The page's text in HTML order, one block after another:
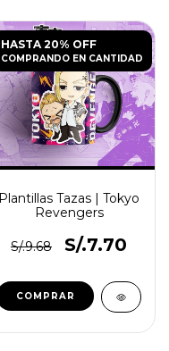
HASTA 20% OFF
COMPRANDO EN CANTIDAD
Plantillas Tazas | Tokyo
Revengers
S/.9.68 S/.7.70